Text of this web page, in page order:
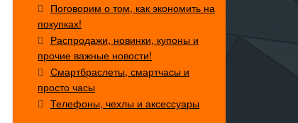
Поговорим о том, как экономить на
покупках!
Распродажи, новинки, купоны и
прочие важные новости!
Смартбраслеты, смартчасы и
просто часы
Телефоны, чехлы и аксессуары